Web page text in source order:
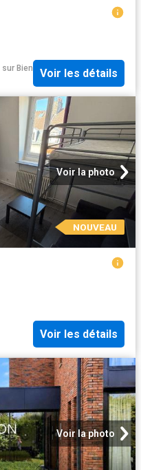
sur Bien
Voir les détails
Voir la photo
NOUVEAU
Voir les détails
Voir la photo